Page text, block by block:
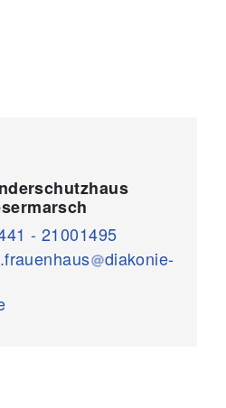
- 21001495
diakonie-